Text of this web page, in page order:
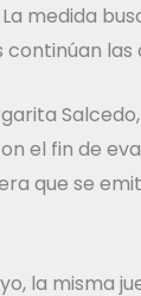
medida
las
el fin de
que se
la misma